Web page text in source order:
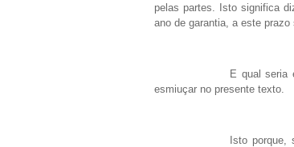
pelas partes. Isto significa
ano de garantia, a este prazo
E qual seria
esmiuçar no presente texto.
Isto porque,